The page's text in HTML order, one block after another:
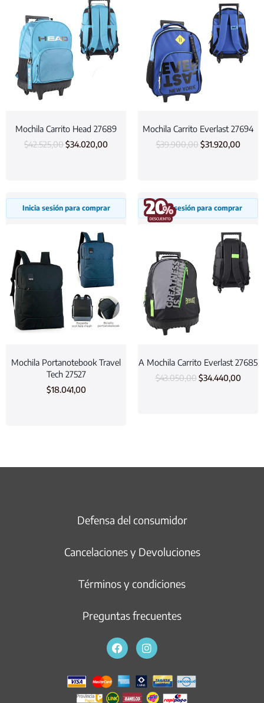
Mochila Carrito Head 27689
$42.525,00$34.020,00
Mochila Carrito Everlast 27694
$39.900,00 $31.920,00
Inicia sesión para comprar
Mochila Portanotebook Travel
Tech 27527
$18.041,00
Inicia sesión para comprar
A Mochila Carrito Everlast 27685
$43.050,00 $34.440,00
Defensa del consumidor
Cancelaciones y Devoluciones
Términos y condiciones
Preguntas frecuentes